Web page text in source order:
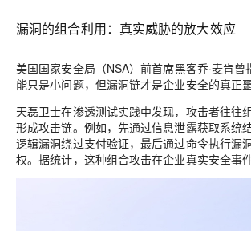
漏洞的组合利用：真实威胁的放大效应
美国国家安全局（NSA）前首席黑客乔·麦肯
能只是小问题，但漏洞链才是企业安全的真正
天磊卫士在渗透测试实践中发现，攻击者往往
形成攻击链。例如，先通过信息泄露获取系统
逻辑漏洞绕过支付验证，最后通过命令执行漏
权。据统计，这种组合攻击在企业真实安全事